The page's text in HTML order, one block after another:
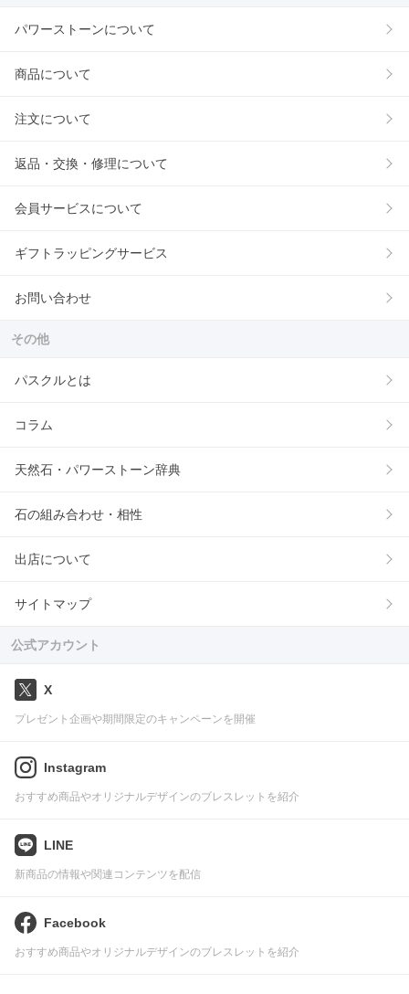
パワーストーンについて
商品について
注文について
返品・交換・修理について
会員サービスについて
ギフトラッピングサービス
お問い合わせ
その他
パスクルとは
コラム
天然石・パワーストーン辞典
石の組み合わせ・相性
出店について
サイトマップ
公式アカウント
X
プレゼント企画や期間限定のキャンペーンを開催
Instagram
おすすめ商品やオリジナルデザインのブレスレットを紹介
LINE
新商品の情報や関連コンテンツを配信
Facebook
おすすめ商品やオリジナルデザインのブレスレットを紹介